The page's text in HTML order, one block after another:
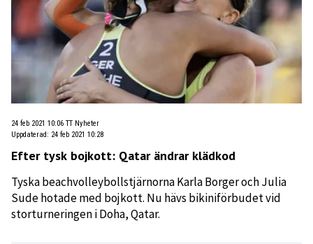
24 feb 2021 10:06 TT Nyheter
Uppdaterad: 24 feb 2021 10:28
Efter tysk bojkott: Qatar ändrar klädkod
Tyska beachvolleybollstjärnorna Karla Borger och Julia
Sude hotade med bojkott. Nu hävs bikiniförbudet vid
storturneringen i Doha, Qatar.